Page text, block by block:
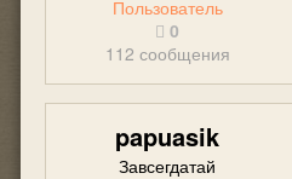
Пользователь
0
112 сообщения
papuasik
Завсегдатай